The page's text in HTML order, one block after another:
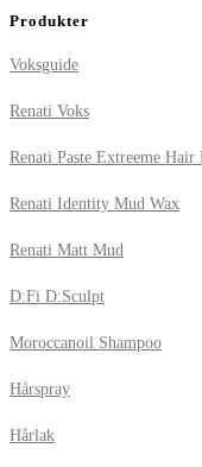
Produkter
Voksguide
Renati Voks
Renati Paste Extreeme Hair
Renati Identity Mud Wax
Renati Matt Mud
D:Fi D:Sculpt
Moroccanoil Shampoo
Hårspray
Hårlak